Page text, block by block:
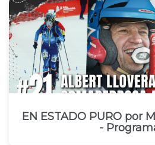
EN ESTADO PURO por
-